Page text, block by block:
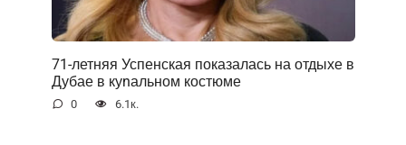
71-летняя Успенская показалась на отдыхе в
Дубае в куnальном костюме
0 6.1к.